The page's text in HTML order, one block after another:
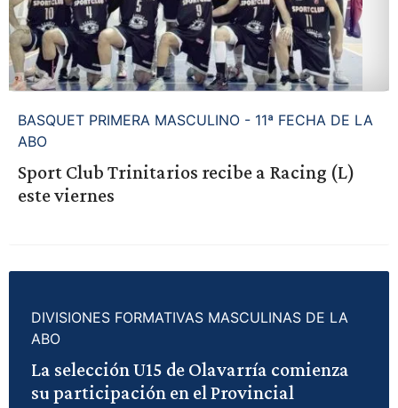
BASQUET PRIMERA MASCULINO - 11ª FECHA DE LA
ABO
Sport Club Trinitarios recibe a Racing (L)
este viernes
DIVISIONES FORMATIVAS MASCULINAS DE LA
ABO
La selección U15 de Olavarría comienza
su participación en el Provincial